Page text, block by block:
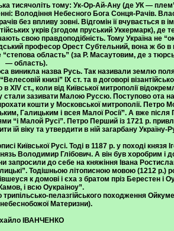
тисячоліть тому: Ук-Ор-Ай-Ану (де УК —
Володіння Небесного Бога Сонця-Рачів.
без впливу зовні. Відгомін її вчувається в
укрів (згодом пруський Уккермарк), де
свою правдоподібність. Тому Україна не
професор Орест Субтельний, вона ж бо в
область” (за Р. Масаутовим, де з
— область).
виникла назва Русь. Так називали землю
книзі” IX ст. та в договорі
ст., коли від Київської митрополії
зазивати Малою Руссю. Поступово ота
кошти у Московської митрополії. Петро
Галицьким і всея Малої Росії”. А вже після
“і Малой Русі”. Петро Перший із 1721 р.
їй віку та утвердити в ній загарбану Україну-
Київської Русі. Тоді в 1187 р. у поході князя
Володимир Глібович. А він був хоробрим і
запросили до себе на княжіння Івана
Тодішньою літописною мовою (1212 р.)
к домові і єха з братом пріз Берестен і
і всю Оукраіноу”.
трипільсько-пелазгійського походження
Материзни).
ІВАНЧЕНКО